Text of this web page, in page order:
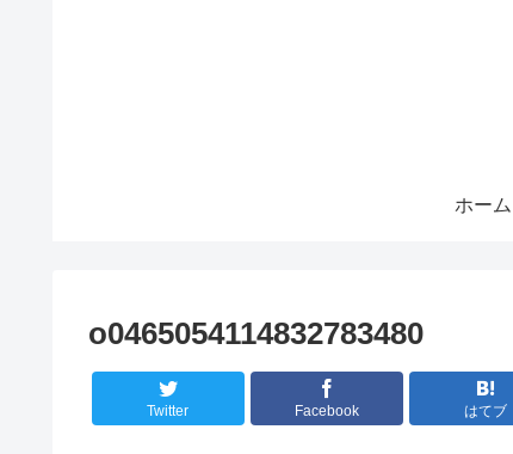
ホーム
o0465054114832783480
Twitter Facebook はてブ